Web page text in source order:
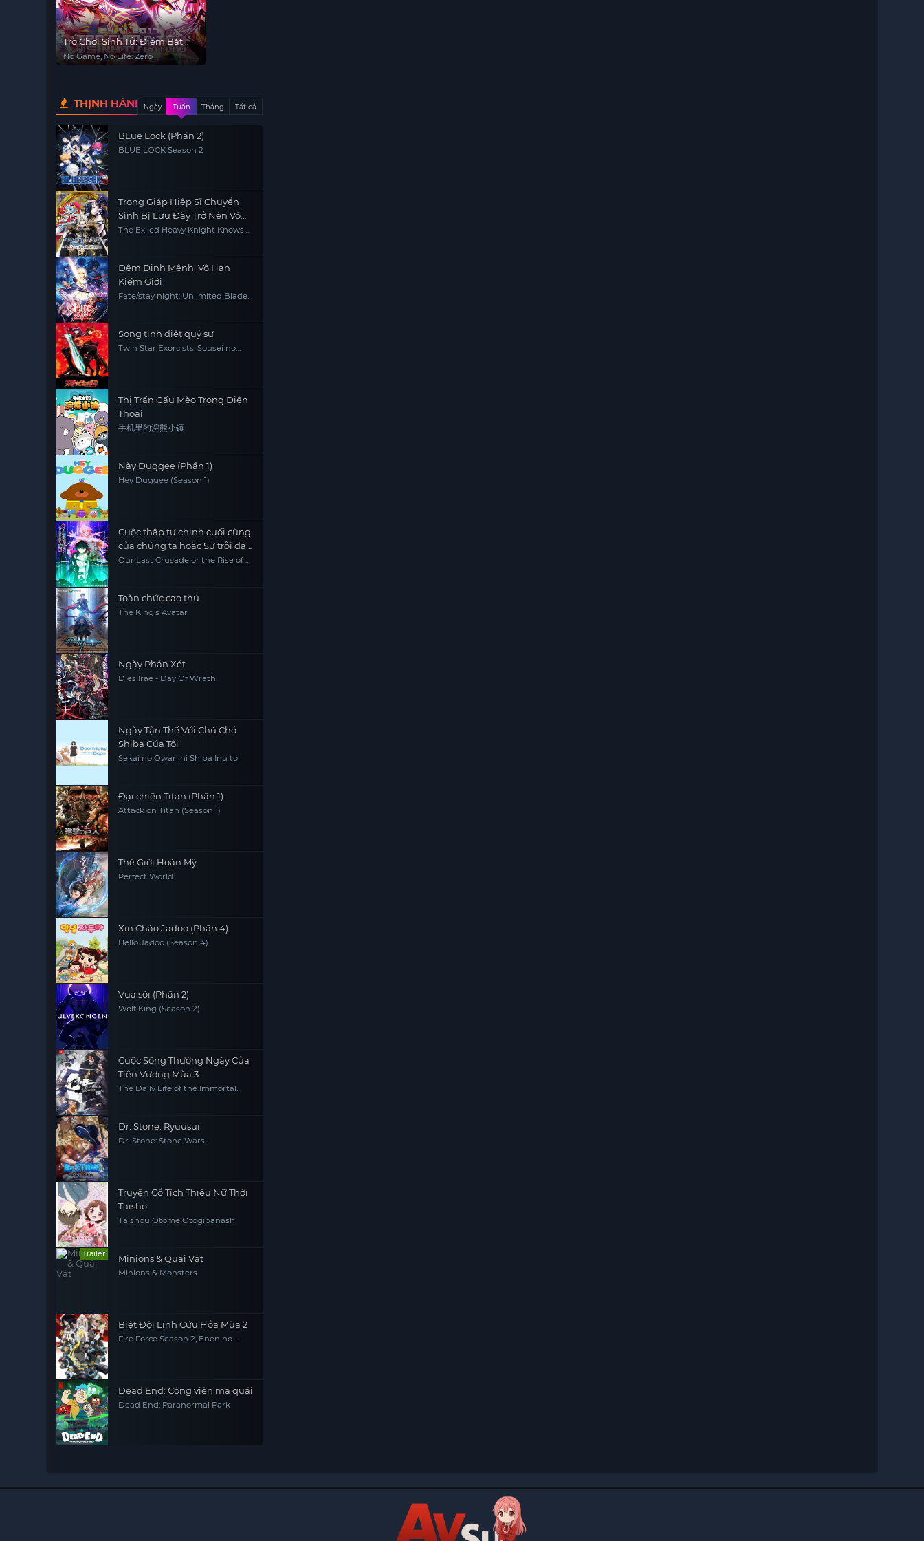
Trò Chơi Sinh Tử: Điểm Bắt
Đầu
No Game, No Life: Zero
THỊNH HÀNHNgày Tuần Tháng Tất cả
BLue Lock (Phần 2)
BLUE LOCK Season 2
Trọng Giáp Hiệp Sĩ Chuyển
Sinh Bị Lưu Đày Trở Nên Vô
Địch Nhờ Kiến Thức Về Game
The Exiled Heavy Knight Knows
Đêm Định Mệnh: Vô Hạn
Kiếm Giới
Fate/stay night: Unlimited Blade
Song tinh diệt quỷ sư
Twin Star Exorcists, Sousei no
Thị Trấn Gấu Mèo Trong Điện
Thoại
手机里的浣熊小镇
Này Duggee (Phần 1)
Hey Duggee (Season 1)
Cuộc thập tự chinh cuối cùng
của chúng ta hoặc Sự trỗi dậy
của một thế giới mới Phần 2
Our Last Crusade or the Rise of a
Toàn chức cao thủ
The King's Avatar
Ngày Phán Xét
Dies Irae - Day Of Wrath
Ngày Tận Thế Với Chú Chó
Shiba Của Tôi
Sekai no Owari ni Shiba Inu to
Đại chiến Titan (Phần 1)
Attack on Titan (Season 1)
Thế Giới Hoàn Mỹ
Perfect World
Xin Chào Jadoo (Phần 4)
Hello Jadoo (Season 4)
Vua sói (Phần 2)
Wolf King (Season 2)
Cuộc Sống Thường Ngày Của
Tiên Vương Mùa 3
The Daily Life of the Immortal
Dr. Stone: Ryuusui
Dr. Stone: Stone Wars
Truyện Cổ Tích Thiếu Nữ Thời
Taisho
Taishou Otome Otogibanashi
Trailer Minions & Quái Vật
Minions & Monsters
Biệt Đội Lính Cứu Hỏa Mùa 2
Fire Force Season 2, Enen no
Dead End: Công viên ma quái
Dead End: Paranormal Park